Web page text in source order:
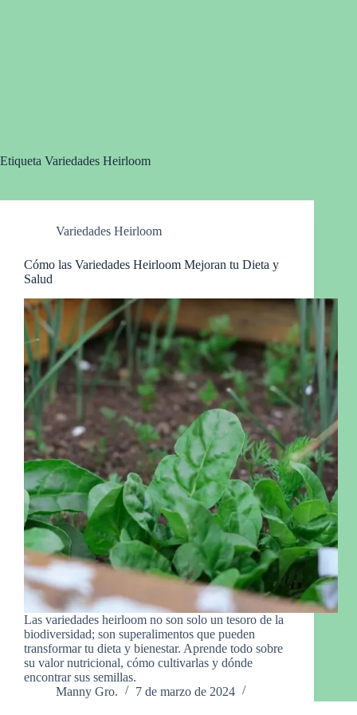
Etiqueta Variedades Heirloom
Variedades Heirloom
Cómo las Variedades Heirloom Mejoran tu Dieta y
Salud
Las variedades heirloom no son solo un tesoro de la
biodiversidad; son superalimentos que pueden
transformar tu dieta y bienestar. Aprende todo sobre
su valor nutricional, cómo cultivarlas y dónde
encontrar sus semillas.
Manny Gro.
7 de marzo de 2024